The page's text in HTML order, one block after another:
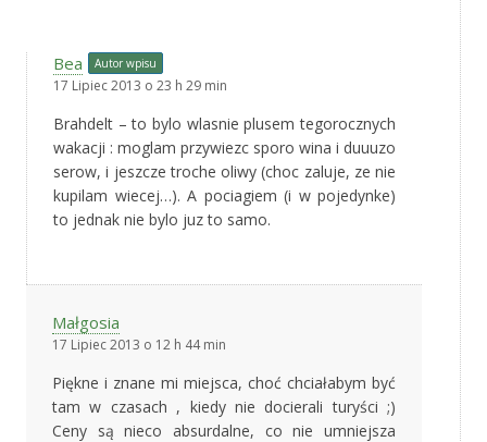
Bea Autor wpisu
17 Lipiec 2013 o 23 h 29 min
Brahdelt – to bylo wlasnie plusem tegorocznych
wakacji : moglam przywiezc sporo wina i duuuzo
serow, i jeszcze troche oliwy (choc zaluje, ze nie
kupilam wiecej…). A pociagiem (i w pojedynke)
to jednak nie bylo juz to samo.
Małgosia
17 Lipiec 2013 o 12 h 44 min
Piękne i znane mi miejsca, choć chciałabym być
tam w czasach , kiedy nie docierali turyści ;)
Ceny są nieco absurdalne, co nie umniejsza